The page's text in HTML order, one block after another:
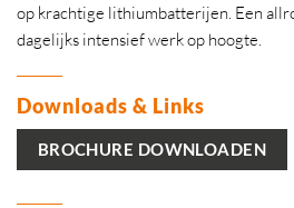
op krachtige lithiumbatterijen. Een
dagelijks intensief werk op hoogte.
Downloads & Links
BROCHURE DOWNLOADEN